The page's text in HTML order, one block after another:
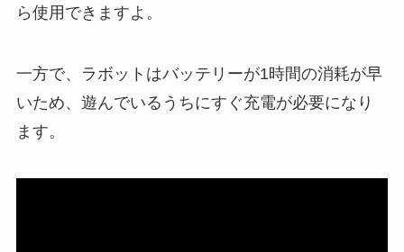
ら使用できますよ。
一方で、ラボットはバッテリーが1時間の消耗が早
いため、遊んでいるうちにすぐ充電が必要になり
ます。